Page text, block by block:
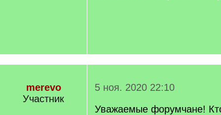
merevo
Участник
5 ноя. 2020 22:10
Уважаемые форумчане!